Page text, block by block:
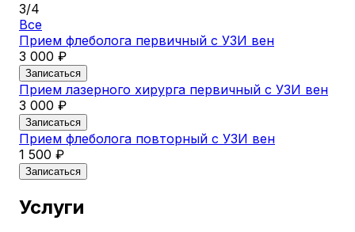
3/4
Все
Прием флеболога первичный с УЗИ вен
3 000 ₽
Записаться
Прием лазерного хирурга первичный с УЗИ вен
3 000 ₽
Записаться
Прием флеболога повторный с УЗИ вен
1 500 ₽
Записаться
Услуги